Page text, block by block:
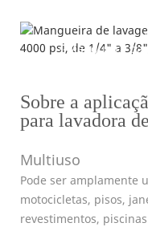
---Mangueira
Sobre a
para lavadora
Multiuso
Pode ser amplamente
motocicletas, pisos,
revestimentos,